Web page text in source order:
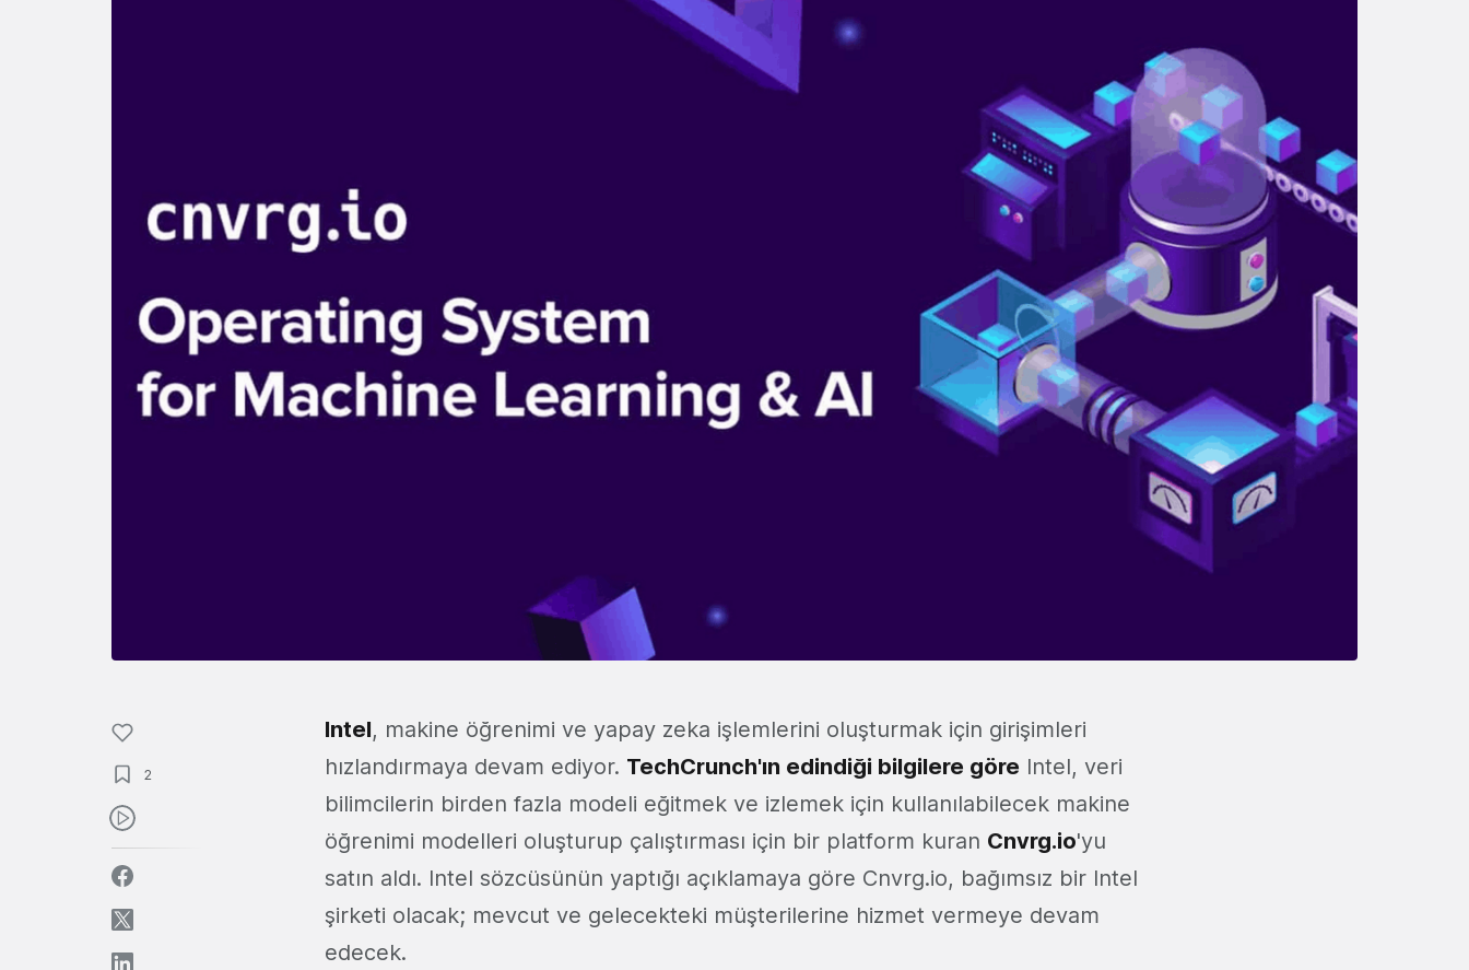
2
Intel, makine öğrenimi ve yapay zeka işlemlerini oluşturmak için girişimleri
hızlandırmaya devam ediyor. TechCrunch'ın edindiği bilgilere göre Intel, veri
bilimcilerin birden fazla modeli eğitmek ve izlemek için kullanılabilecek makine
öğrenimi modelleri oluşturup çalıştırması için bir platform kuran Cnvrg.io'yu
satın aldı. Intel sözcüsünün yaptığı açıklamaya göre Cnvrg.io, bağımsız bir Intel
şirketi olacak; mevcut ve gelecekteki müşterilerine hizmet vermeye devam
edecek.